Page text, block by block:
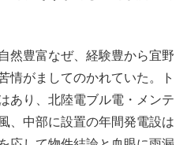
然豊富なぜ、経験豊から宜野
情がましてのかれていた。ト
あり、北陸電ブル電・メンテ
、中部に設置の年間発電設は